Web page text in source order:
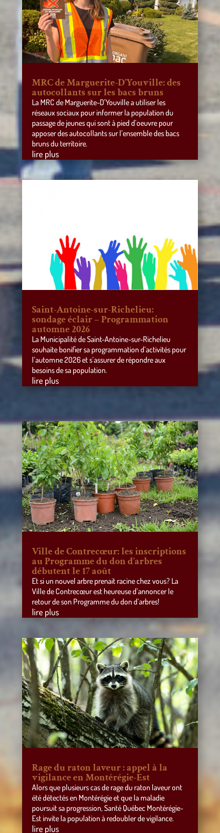
MRC de Marguerite-D’Youville: des
autocollants sur les bacs bruns
La MRC de Marguerite-D’Youville a utiliser les
réseaux sociaux pour informer la population du
passage de jeunes qui sont à pied d’oeuvre pour
apposer des autocollants sur l’ensemble des bacs
bruns du territoire.
lire plus
Saint-Antoine-sur-Richelieu:
sondage éclair – Programmation
automne 2026
La Municipalité de Saint-Antoine-sur-Richelieu
souhaite bonifier sa programmation d’activités pour
l’automne 2026 et s’assurer de répondre aux
besoins de sa population.
lire plus
Ville de Contrecœur: les inscriptions
au Programme du don d’arbres
débutent le 17 août
Et si un nouvel arbre prenait racine chez vous? La
Ville de Contrecœur est heureuse d’annoncer le
retour de son Programme du don d’arbres!
lire plus
Rage du raton laveur : appel à la
vigilance en Montérégie-Est
Alors que plusieurs cas de rage du raton laveur ont
été détectés en Montérégie et que la maladie
poursuit sa progression, Santé Québec Montérégie-
Est invite la population à redoubler de vigilance.
lire plus